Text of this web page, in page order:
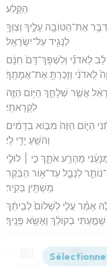
הַקָּֽלַע׃
אֶת־הַטּוֹבָ֖ה עָלֶ֑יךָ וְצִוְּךָ֥
לְנָגִ֖יד עַל־יִשְׂרָאֵֽל׃
לַאדֹנִ֗י וְלִשְׁפָּךְ־דָּם֙ חִנָּ֔ם
לַֽאדֹנִ֔י וְזָכַרְתָּ֖ אֶת־אֲמָתֶֽךָ׃
אֲשֶׁ֧ר שְׁלָחֵ֛ךְ הַיּ֥וֹם הַזֶּ֖ה
לִקְרָאתִֽי׃
הַיּ֤וֹם הַזֶּה֙ מִבּ֣וֹא בְדָמִ֔ים
וְהֹשֵׁ֥עַ יָדִ֖י לִֽי׃
מֵהָרַ֖ע אֹתָ֑ךְ כִּ֣י ׀ לוּלֵ֣י
לְנָבָ֛ל עַד־א֥וֹר הַבֹּ֖קֶר
מַשְׁתִּ֥ין בְּקִֽיר׃
אָמַ֗ר עֲלִ֤י לְשָׁלוֹם֙ לְבֵיתֵ֔ךְ
שָׁמַ֣עְתִּי בְקוֹלֵ֔ךְ וָאֶשָּׂ֖א פָּנָֽיִךְ׃
Mort de Nabal.
Versions